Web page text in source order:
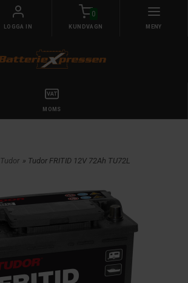
LOGGA IN
0
KUNDVAGN MENY
MOMS
Tudor » Tudor FRITID 12V 72Ah TU72L